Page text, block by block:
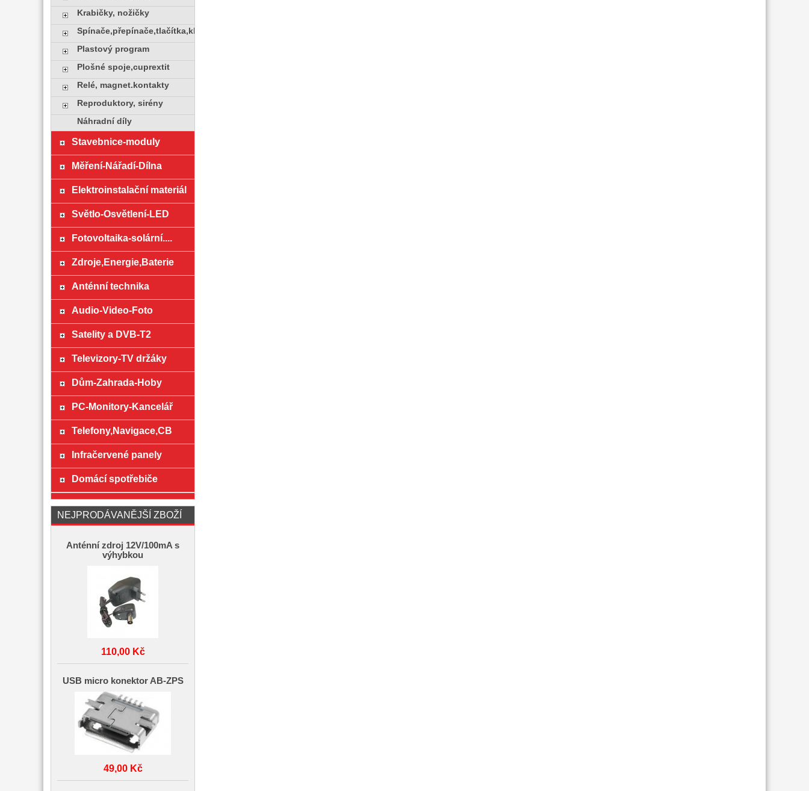
Krabičky, nožičky
Spínače,přepínače,tlačítka,klávesy
Plastový program
Plošné spoje,cuprextit
Relé, magnet.kontakty
Reproduktory, sirény
Náhradní díly
Stavebnice-moduly
Měření-Nářadí-Dílna
Elektroinstalační materiál
Světlo-Osvětlení-LED
Fotovoltaika-solární....
Zdroje,Energie,Baterie
Anténní technika
Audio-Video-Foto
Satelity a DVB-T2
Televizory-TV držáky
Dům-Zahrada-Hoby
PC-Monitory-Kancelář
Telefony,Navigace,CB
Infračervené panely
Domácí spotřebiče
NEJPRODÁVANĚJŠÍ ZBOŽÍ
Anténní zdroj 12V/100mA s
výhybkou
110,00 Kč
USB micro konektor AB-ZPS
49,00 Kč